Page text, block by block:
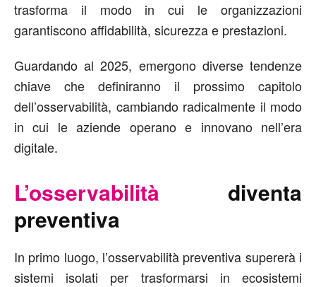
trasforma il modo in cui le organizzazioni
garantiscono affidabilità, sicurezza e prestazioni.
Guardando al 2025, emergono diverse tendenze
chiave che definiranno il prossimo capitolo
dell’osservabilità, cambiando radicalmente il modo
in cui le aziende operano e innovano nell’era
digitale.
L’osservabilità diventa
preventiva
In primo luogo, l’osservabilità preventiva supererà i
sistemi isolati per trasformarsi in ecosistemi